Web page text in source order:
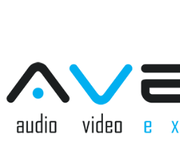
R200 WHITE Plaukta